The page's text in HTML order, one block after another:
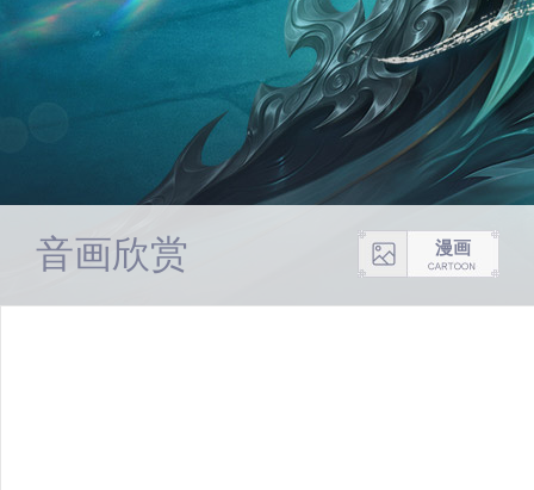
音画欣赏 漫画